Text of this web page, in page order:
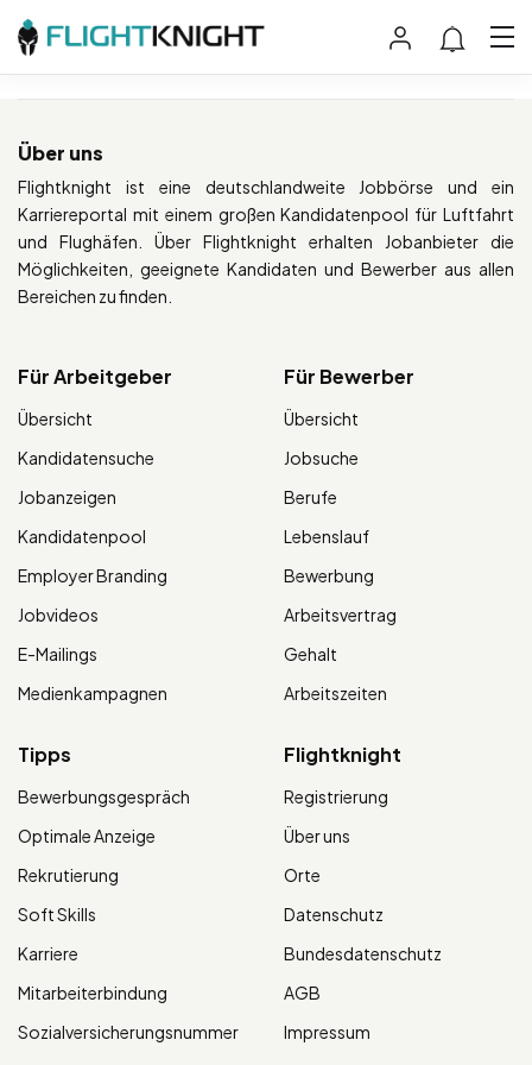
Über uns
Flightknight ist eine deutschlandweite Jobbörse und ein
Karriereportal mit einem großen Kandidatenpool für Luftfahrt
und Flughäfen. Über Flightknight erhalten Jobanbieter die
Möglichkeiten, geeignete Kandidaten und Bewerber aus allen
Bereichen zu finden.
Für Arbeitgeber
Übersicht
Kandidatensuche
Jobanzeigen
Kandidatenpool
Employer Branding
Jobvideos
E-Mailings
Medienkampagnen
Für Bewerber
Übersicht
Jobsuche
Berufe
Lebenslauf
Bewerbung
Arbeitsvertrag
Gehalt
Arbeitszeiten
Tipps
Bewerbungsgespräch
Optimale Anzeige
Rekrutierung
Soft Skills
Karriere
Mitarbeiterbindung
Sozialversicherungsnummer
Flightknight
Registrierung
Über uns
Orte
Datenschutz
Bundesdatenschutz
AGB
Impressum